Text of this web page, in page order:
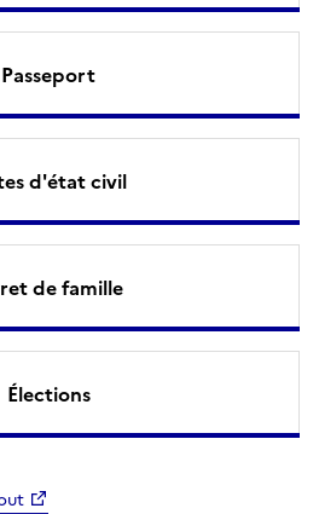
Passeport
d'état civil
de famille
Élections